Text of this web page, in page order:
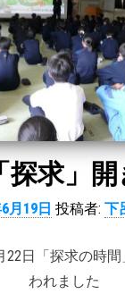
「探求」開
月19日 投稿者: 下
22日「探求の時
われました